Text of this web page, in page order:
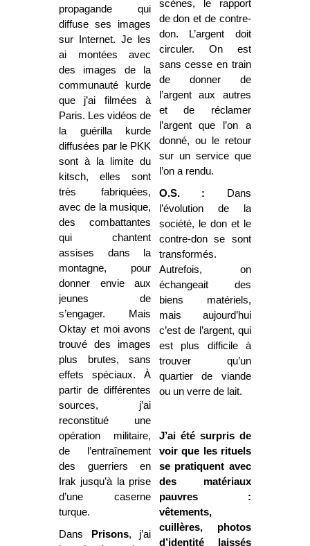
propagande qui
diffuse ses images
sur Internet. Je les
ai montées avec
des images de la
communauté kurde
que j’ai filmées à
Paris. Les vidéos de
la guérilla kurde
diffusées par le PKK
sont à la limite du
kitsch, elles sont
très fabriquées,
avec de la musique,
des combattantes
qui chantent
assises dans la
montagne, pour
donner envie aux
jeunes de
s’engager. Mais
Oktay et moi avons
trouvé des images
plus brutes, sans
effets spéciaux. À
partir de différentes
sources, j’ai
reconstitué une
opération militaire,
de l’entraînement
des guerriers en
Irak jusqu’à la prise
d’une caserne
turque.
Dans
Prisons, j’ai
scènes, le rapport
de don et de contre-
don. L’argent doit
circuler. On est
sans cesse en train
de donner de
l’argent aux autres
et de réclamer
l’argent que l’on a
donné, ou le retour
sur un service que
l’on a rendu.
O.S. : Dans
l’évolution de la
société, le don et le
contre-don se sont
transformés.
Autrefois, on
échangeait des
biens matériels,
mais aujourd’hui
c’est de l’argent, qui
est plus difficile à
trouver qu’un
quartier de viande
ou un verre de lait.
J’ai été surpris de
voir que les rituels
se pratiquent avec
des matériaux
pauvres :
vêtements,
cuillères, photos
d’identité laissés